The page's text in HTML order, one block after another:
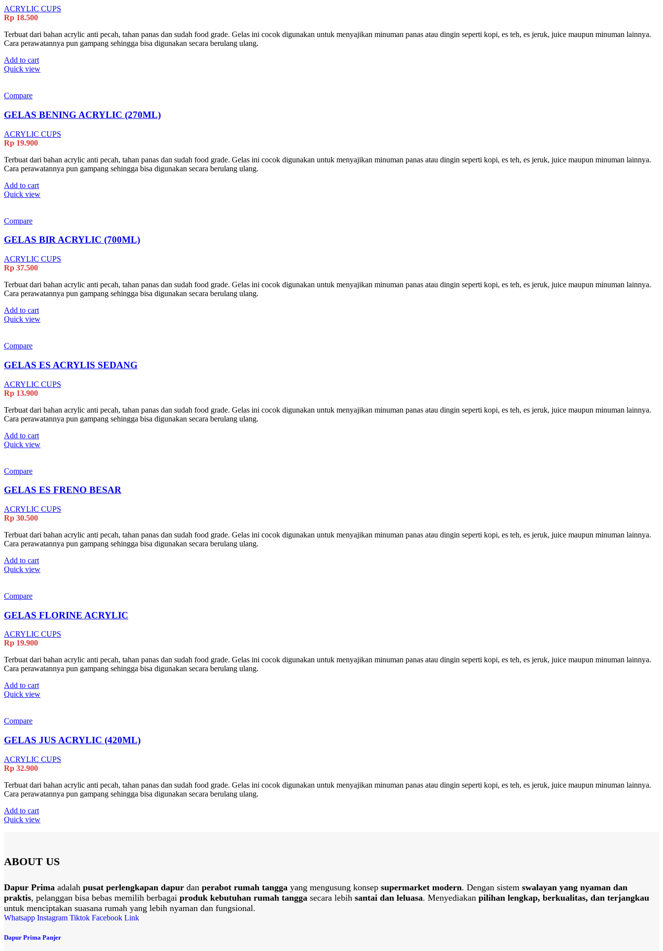
ACRYLIC CUPS
Rp 18.500
Terbuat dari bahan acrylic anti pecah, tahan panas dan sudah food grade. Gelas ini cocok digunakan untuk menyajikan minuman panas atau dingin seperti kopi, es teh, es jeruk, juice maupun minuman lainnya.
Cara perawatannya pun gampang sehingga bisa digunakan secara berulang ulang.
Add to cart
Quick view
Compare
GELAS BENING ACRYLIC (270ML)
ACRYLIC CUPS
Rp 19.900
Terbuat dari bahan acrylic anti pecah, tahan panas dan sudah food grade. Gelas ini cocok digunakan untuk menyajikan minuman panas atau dingin seperti kopi, es teh, es jeruk, juice maupun minuman lainnya.
Cara perawatannya pun gampang sehingga bisa digunakan secara berulang ulang.
Add to cart
Quick view
Compare
GELAS BIR ACRYLIC (700ML)
ACRYLIC CUPS
Rp 37.500
Terbuat dari bahan acrylic anti pecah, tahan panas dan sudah food grade. Gelas ini cocok digunakan untuk menyajikan minuman panas atau dingin seperti kopi, es teh, es jeruk, juice maupun minuman lainnya.
Cara perawatannya pun gampang sehingga bisa digunakan secara berulang ulang.
Add to cart
Quick view
Compare
GELAS ES ACRYLIS SEDANG
ACRYLIC CUPS
Rp 13.900
Terbuat dari bahan acrylic anti pecah, tahan panas dan sudah food grade. Gelas ini cocok digunakan untuk menyajikan minuman panas atau dingin seperti kopi, es teh, es jeruk, juice maupun minuman lainnya.
Cara perawatannya pun gampang sehingga bisa digunakan secara berulang ulang.
Add to cart
Quick view
Compare
GELAS ES FRENO BESAR
ACRYLIC CUPS
Rp 30.500
Terbuat dari bahan acrylic anti pecah, tahan panas dan sudah food grade. Gelas ini cocok digunakan untuk menyajikan minuman panas atau dingin seperti kopi, es teh, es jeruk, juice maupun minuman lainnya.
Cara perawatannya pun gampang sehingga bisa digunakan secara berulang ulang.
Add to cart
Quick view
Compare
GELAS FLORINE ACRYLIC
ACRYLIC CUPS
Rp 19.900
Terbuat dari bahan acrylic anti pecah, tahan panas dan sudah food grade. Gelas ini cocok digunakan untuk menyajikan minuman panas atau dingin seperti kopi, es teh, es jeruk, juice maupun minuman lainnya.
Cara perawatannya pun gampang sehingga bisa digunakan secara berulang ulang.
Add to cart
Quick view
Compare
GELAS JUS ACRYLIC (420ML)
ACRYLIC CUPS
Rp 32.900
Terbuat dari bahan acrylic anti pecah, tahan panas dan sudah food grade. Gelas ini cocok digunakan untuk menyajikan minuman panas atau dingin seperti kopi, es teh, es jeruk, juice maupun minuman lainnya.
Cara perawatannya pun gampang sehingga bisa digunakan secara berulang ulang.
Add to cart
Quick view
ABOUT US
Dapur Prima adalah pusat perlengkapan dapur dan perabot rumah tangga yang mengusung konsep supermarket modern. Dengan sistem swalayan yang nyaman dan
praktis, pelanggan bisa bebas memilih berbagai produk kebutuhan rumah tangga secara lebih santai dan leluasa. Menyediakan pilihan lengkap, berkualitas, dan terjangkau
untuk menciptakan suasana rumah yang lebih nyaman dan fungsional.
Whatsapp Instagram Tiktok Facebook Link
Dapur Prima Panjer